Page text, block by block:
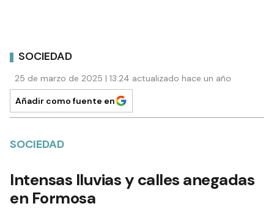
SOCIEDAD
25 de marzo de 2025 | 13:24 actualizado hace un año
Añadir como fuente en
SOCIEDAD
Intensas lluvias y calles anegadas
en Formosa